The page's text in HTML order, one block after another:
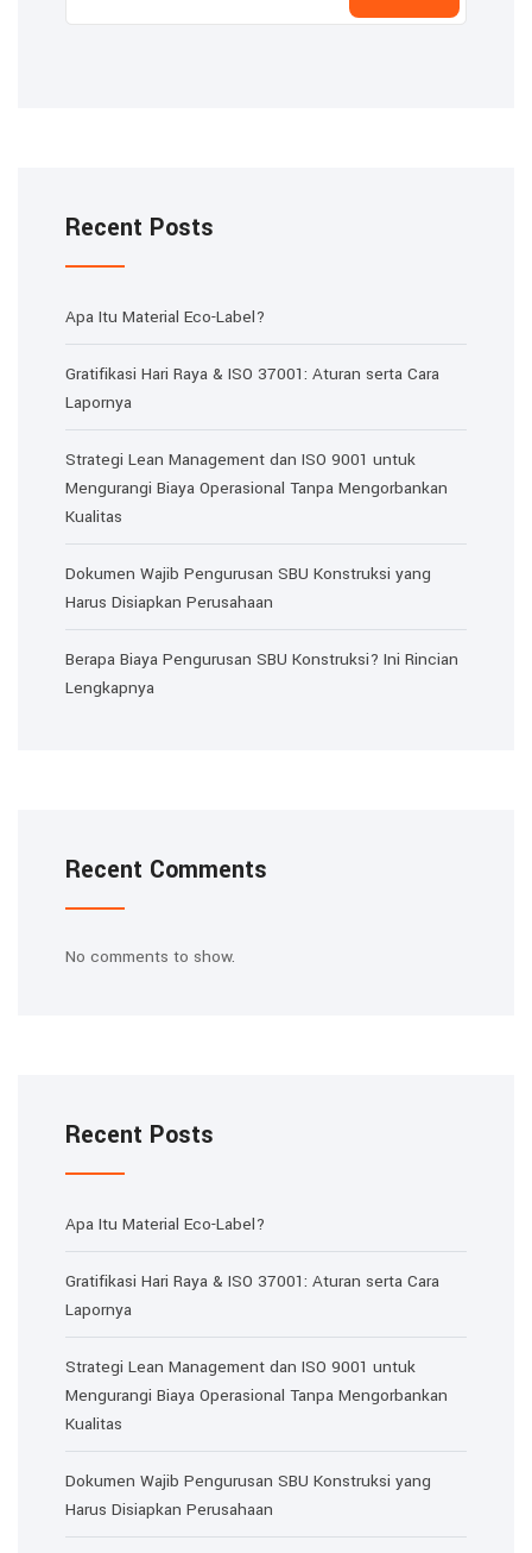
Recent Posts
Apa Itu Material Eco-Label?
Gratifikasi Hari Raya & ISO 37001: Aturan serta Cara
Lapornya
Strategi Lean Management dan ISO 9001 untuk
Mengurangi Biaya Operasional Tanpa Mengorbankan
Kualitas
Dokumen Wajib Pengurusan SBU Konstruksi yang
Harus Disiapkan Perusahaan
Berapa Biaya Pengurusan SBU Konstruksi? Ini Rincian
Lengkapnya
Recent Comments
No comments to show.
Recent Posts
Apa Itu Material Eco-Label?
Gratifikasi Hari Raya & ISO 37001: Aturan serta Cara
Lapornya
Strategi Lean Management dan ISO 9001 untuk
Mengurangi Biaya Operasional Tanpa Mengorbankan
Kualitas
Dokumen Wajib Pengurusan SBU Konstruksi yang
Harus Disiapkan Perusahaan